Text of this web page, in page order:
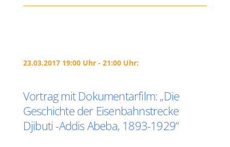
23.03.2017 19:00 Uhr - 21:00 Uhr:
Vortrag mit Dokumentarfilm: „Die
Geschichte der Eisenbahnstrecke
Djibuti -Addis Abeba, 1893-1929“